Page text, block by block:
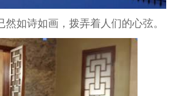
然如诗如画，拨弄着人们的心弦。